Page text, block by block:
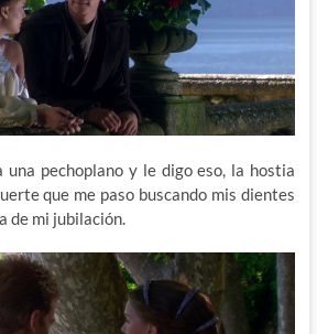
pechoplano y le digo eso, la hostia
que me paso buscando mis dientes
de mi jubilación.